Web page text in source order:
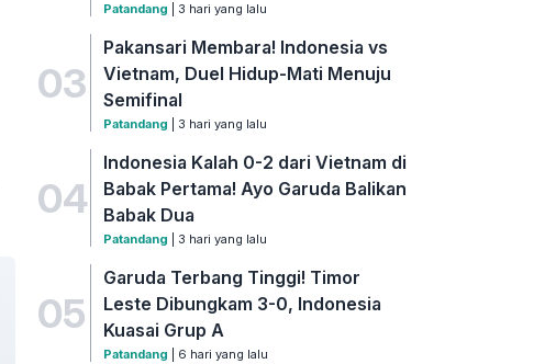
Patandang | 3 hari yang lalu
03
Pakansari Membara! Indonesia vs
Vietnam, Duel Hidup-Mati Menuju
Semifinal
Patandang | 3 hari yang lalu
04
Indonesia Kalah 0-2 dari Vietnam di
Babak Pertama! Ayo Garuda Balikan
Babak Dua
Patandang | 3 hari yang lalu
05
Garuda Terbang Tinggi! Timor
Leste Dibungkam 3-0, Indonesia
Kuasai Grup A
Patandang | 6 hari yang lalu